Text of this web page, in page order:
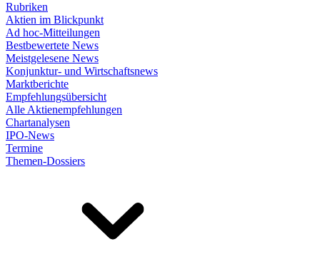
Rubriken
Aktien im Blickpunkt
Ad hoc-Mitteilungen
Bestbewertete News
Meistgelesene News
Konjunktur- und Wirtschaftsnews
Marktberichte
Empfehlungsübersicht
Alle Aktienempfehlungen
Chartanalysen
IPO-News
Termine
Themen-Dossiers